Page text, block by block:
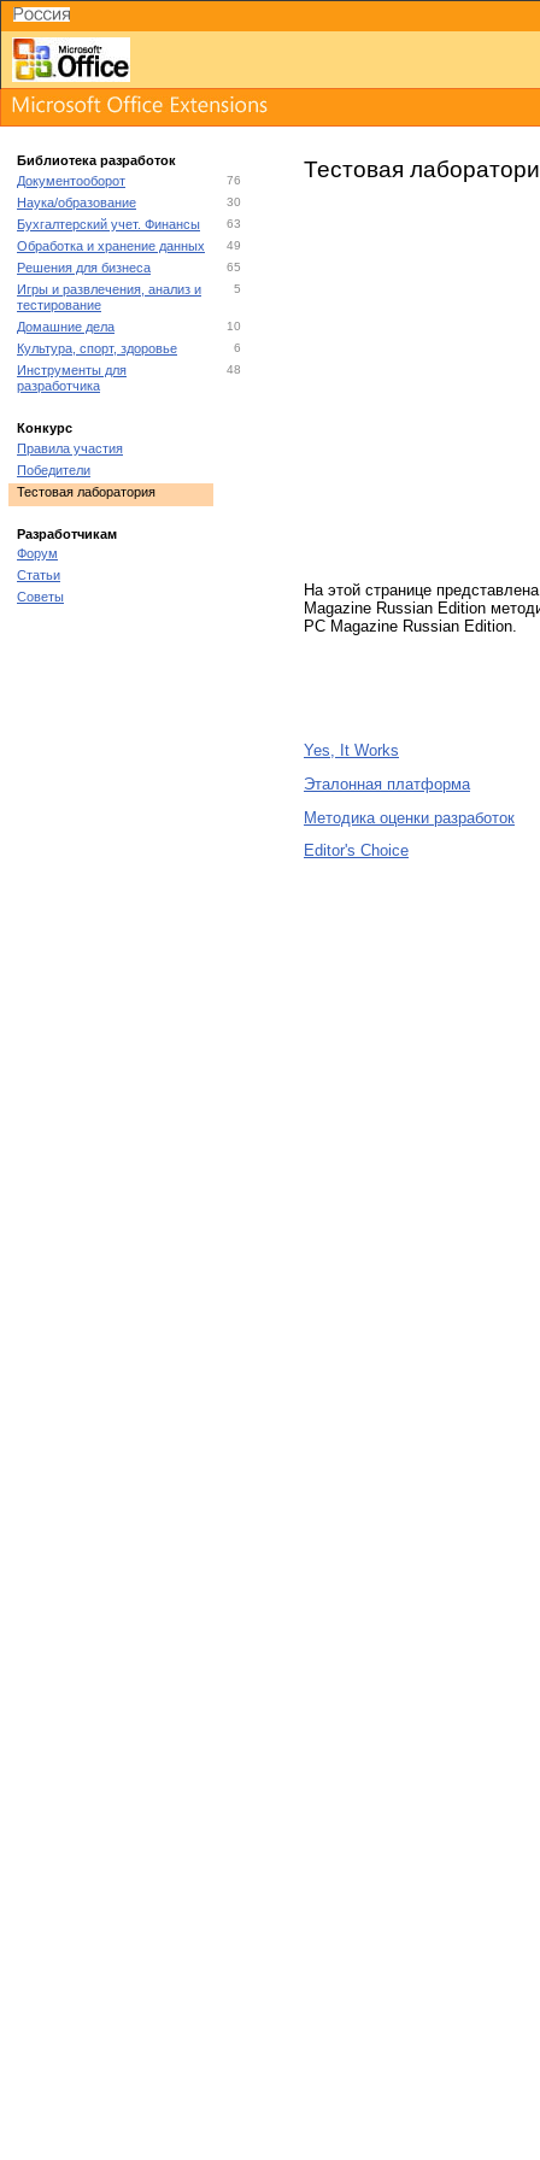
Библиотека разработок
Документооборот
76
Наука/образование 30
Бухгалтерский учет. Финансы 63
Обработка и хранение данных 49
Решения для бизнеса 65
Игры и развлечения, анализ и
тестирование
5
Домашние дела 10
Культура, спорт, здоровье 6
Инструменты для
разработчика
48
Конкурс
Правила участия
Победители
Тестовая лаборатория
Разработчикам
Форум
Статьи
Советы
Тестовая
На этой странице
Magazine Russian Edition
PC Magazine Russian Edition.
Yes, It Works
Эталонная платформа
Методика оценки разработок
Editor's Choice